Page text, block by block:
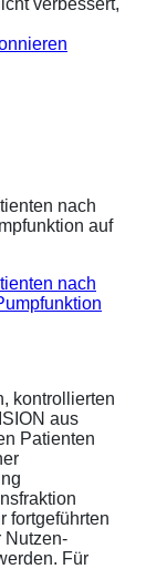
verbessert,
nach
kontrollierten
aus
Patienten
fortgeführten
Nutzen-
Für